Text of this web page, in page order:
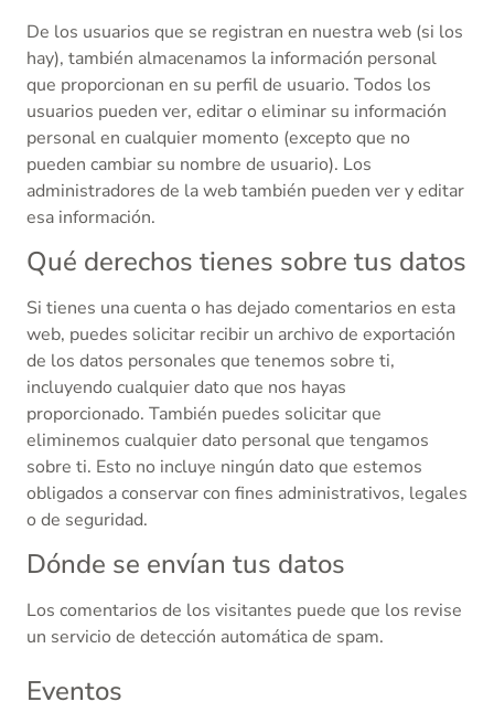
De los usuarios que se registran en nuestra web (si los
hay), también almacenamos la información personal
que proporcionan en su perfil de usuario. Todos los
usuarios pueden ver, editar o eliminar su información
personal en cualquier momento (excepto que no
pueden cambiar su nombre de usuario). Los
administradores de la web también pueden ver y editar
esa información.
Qué derechos tienes sobre tus datos
Si tienes una cuenta o has dejado comentarios en esta
web, puedes solicitar recibir un archivo de exportación
de los datos personales que tenemos sobre ti,
incluyendo cualquier dato que nos hayas
proporcionado. También puedes solicitar que
eliminemos cualquier dato personal que tengamos
sobre ti. Esto no incluye ningún dato que estemos
obligados a conservar con fines administrativos, legales
o de seguridad.
Dónde se envían tus datos
Los comentarios de los visitantes puede que los revise
un servicio de detección automática de spam.
Eventos